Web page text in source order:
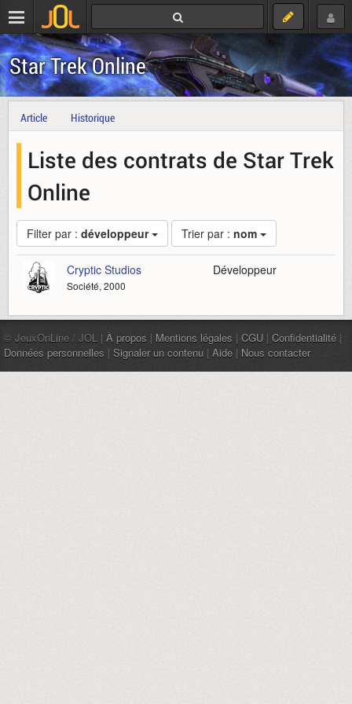
Star Trek Online
Article Historique
Liste des contrats de Star Trek
Online
Filter par : développeur Trier par : nom
Cryptic Studios
Société, 2000
Développeur
© JeuxOnLine / JOL | À propos | Mentions légales | CGU | Confidentialité |
Données personnelles | Signaler un contenu | Aide | Nous contacter